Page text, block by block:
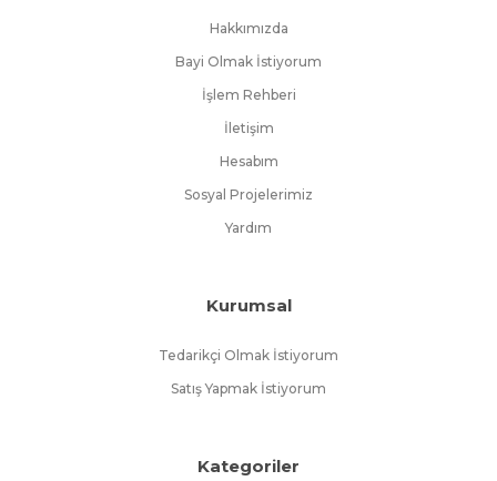
Hakkımızda
Bayi Olmak İstiyorum
İşlem Rehberi
İletişim
Hesabım
Sosyal Projelerimiz
Yardım
Kurumsal
Tedarikçi Olmak İstiyorum
Satış Yapmak İstiyorum
Kategoriler